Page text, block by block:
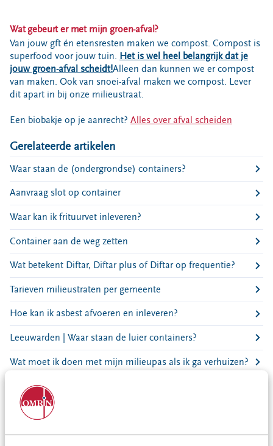
Kringloopspullen
Afval aanmelden
Bouwcontainer huren
Ons verhaal
Ontdek Omrin
Over Omrin
Hier werken we aan
Ecopark De Wierde
Reststoffen Energie Centrale
Projecten
Contact
Storing, klacht of vraag
Klantenservice SYP
Pers
Locaties
Werken bij
Voor gemeenten
Voor leveranciers en bezoekers
Wat gebeurt er met mijn groen-afval?
Van jouw gft én etensresten maken we compost. Compost is
superfood voor jouw tuin. Het is wel heel belangrijk dat je
jouw groen-afval scheidt!Alleen dan kunnen we er compost
van maken. Ook van snoei-afval maken we compost. Lever
dit apart in bij onze milieustraat.
Een biobakje op je aanrecht? Alles over afval scheiden
Gerelateerde artikelen
Waar staan de (ondergrondse) containers?
Aanvraag slot op container
Waar kan ik frituurvet inleveren?
Container aan de weg zetten
Wat betekent Diftar, Diftar plus of Diftar op frequentie?
Tarieven milieustraten per gemeente
Hoe kan ik asbest afvoeren en inleveren?
Leeuwarden | Waar staan de luier containers?
Wat moet ik doen met mijn milieupas als ik ga verhuizen?
Wanneer zijn de takkenroutes of extra gft-routes?
Wat gebeurt er met mijn restafval?
Hoe kan ik zien of mijn aanmelding voor het ophalen van